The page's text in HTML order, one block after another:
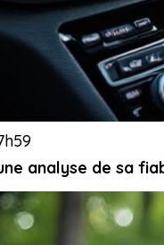
analyse de sa